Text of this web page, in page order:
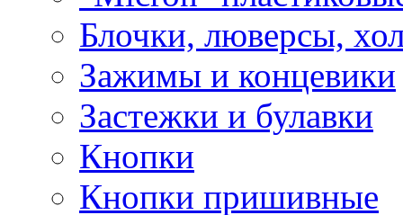
Блочки, люверсы,
Зажимы и концевики
Застежки и булавки
Кнопки
Кнопки пришивные